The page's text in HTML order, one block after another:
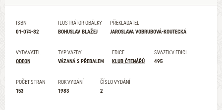
ISBN
01-074-82
ILUSTRÁTOR OBÁLKY
BOHUSLAV BLAŽEJ
PŘEKLADATEL
JAROSLAVA VOBRUBOVÁ-KOUTECKÁ
VYDAVATEL
ODEON
TYP VAZBY
VÁZANÁ S PŘEBALEM
EDICE
KLUB ČTENÁŘŮ
SVAZEK V EDICI
495
POČET STRAN
153
ROK VYDÁNÍ
1983
ČÍSLO VYDÁNÍ
2